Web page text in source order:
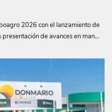
2026 con el lanzamiento de
de avances en man...